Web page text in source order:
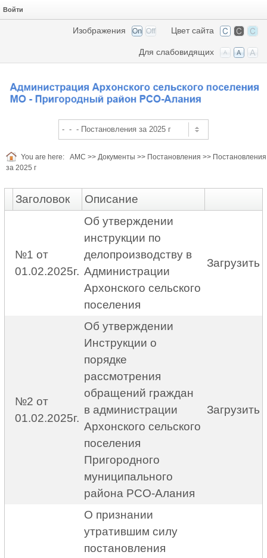
Войти
Цвет сайта
Изображения
Для слабовидящих
You are here: АМС >> Документы >> Постановления >> Постановления
за 2025 г
Заголовок Описание
№1 от
01.02.2025г.
Об утверждении
инструкции по
делопроизводству в
Администрации
Архонского сельского
поселения
Загрузить
№2 от
01.02.2025г.
Об утверждении
Инструкции о
порядке
рассмотрения
обращений граждан
в администрации
Архонского сельского
поселения
Пригородного
муниципального
района РСО-Алания
Загрузить
О признании
утратившим силу
постановления